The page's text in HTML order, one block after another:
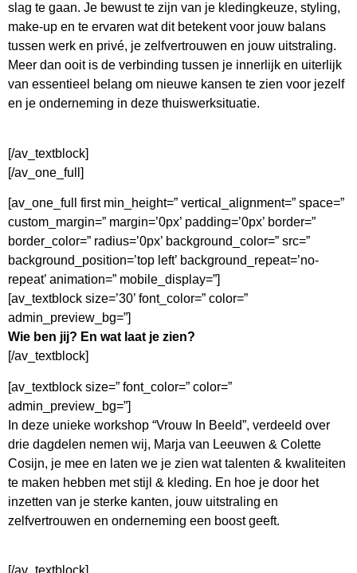
slag te gaan. Je bewust te zijn van je kledingkeuze, styling,
make-up en te ervaren wat dit betekent voor jouw balans
tussen werk en privé, je zelfvertrouwen en jouw uitstraling.
Meer dan ooit is de verbinding tussen je innerlijk en uiterlijk
van essentieel belang om nieuwe kansen te zien voor jezelf
en je onderneming in deze thuiswerksituatie.
[/av_textblock]
[/av_one_full]
[av_one_full first min_height=” vertical_alignment=” space=”
custom_margin=” margin=’0px’ padding=’0px’ border=”
border_color=” radius=’0px’ background_color=” src=”
background_position=’top left’ background_repeat=’no-
repeat’ animation=” mobile_display=”]
[av_textblock size=’30’ font_color=” color=”
admin_preview_bg=”]
Wie ben jij? En wat laat je zien?
[/av_textblock]
[av_textblock size=” font_color=” color=”
admin_preview_bg=”]
In deze unieke workshop “Vrouw In Beeld”, verdeeld over
drie dagdelen nemen wij, Marja van Leeuwen & Colette
Cosijn, je mee en laten we je zien wat talenten & kwaliteiten
te maken hebben met stijl & kleding. En hoe je door het
inzetten van je sterke kanten, jouw uitstraling en
zelfvertrouwen en onderneming een boost geeft.
[/av_textblock]